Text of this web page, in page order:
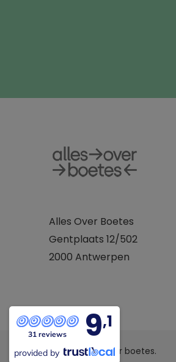
Alles Over Boetes
Gentplaats 12/502
2000 Antwerpen
© 2026 Alles over boetes.
31 reviews 9,1
provided by